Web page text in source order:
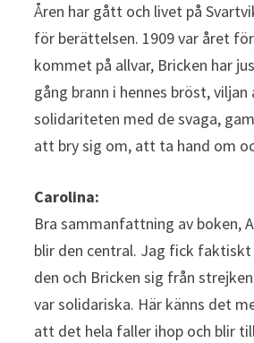
Åren har gått och livet på
för berättelsen. 1909 var året
kommet på allvar, Bricken har
gång brann i hennes bröst,
solidariteten med de svaga,
att bry sig om, att ta hand om
Carolina:
Bra sammanfattning av boken,
blir den central. Jag fick faktiskt
den och Bricken sig från
var solidariska. Här känns det
att det hela faller ihop och blir